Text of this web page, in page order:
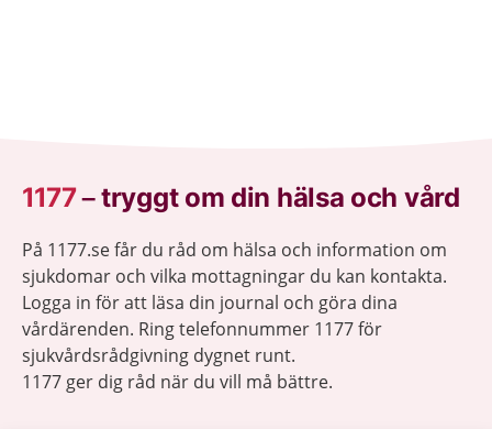
1177–tryggt om din hälsa och vård
På 1177.se får du råd om hälsa och information om
sjukdomar och vilka mottagningar du kan kontakta.
Logga in för att läsa din journal och göra dina
vårdärenden. Ring telefonnummer 1177 för
sjukvårdsrådgivning dygnet runt.
1177 ger dig råd när du vill må bättre.